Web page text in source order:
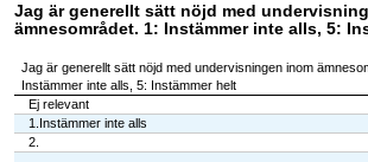
Jag är generellt sätt nöjd med
ämnesområdet. 1: Instämmer inte alls, 5:
Jag är generellt sätt nöjd med undervisningen inom
Instämmer inte alls, 5: Instämmer helt
Ej relevant
1.Instämmer inte alls
2.